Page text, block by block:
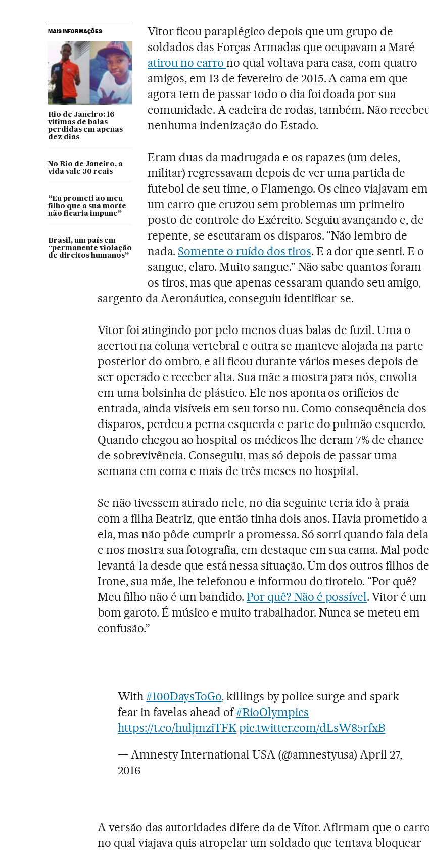
MAIS INFORMAÇÕES
Rio de Janeiro: 16
vítimas de balas
perdidas em apenas
dez dias
No Rio de Janeiro, a
vida vale 30 reais
“Eu prometi ao meu
filho que a sua morte
não ficaria impune”
Brasil, um país em
“permanente violação
de direitos humanos”
Vitor ficou paraplégico depois que um grupo de
soldados das Forças Armadas que ocupavam a Maré
atirou no carro no qual voltava para casa, com quatro
amigos, em 13 de fevereiro de 2015. A cama em que
agora tem de passar todo o dia foi doada por sua
comunidade. A cadeira de rodas, também. Não
nenhuma indenização do Estado.
Eram duas da madrugada e os rapazes (um deles,
militar) regressavam depois de ver uma partida de
futebol de seu time, o Flamengo. Os cinco viajavam em
um carro que cruzou sem problemas um primeiro
posto de controle do Exército. Seguiu avançando e, de
repente, se escutaram os disparos. “Não lembro de
nada. Somente o ruído dos tiros. E a dor que senti. E o
sangue, claro. Muito sangue.” Não sabe quantos foram
os tiros, mas que apenas cessaram quando seu amigo,
sargento da Aeronáutica, conseguiu identificar-se.
Vitor foi atingindo por pelo menos duas balas de fuzil. Uma o
acertou na coluna vertebral e outra se manteve alojada na parte
posterior do ombro, e ali ficou durante vários meses depois de
ser operado e receber alta. Sua mãe a mostra para nós, envolta
em uma bolsinha de plástico. Ele nos aponta os orifícios de
entrada, ainda visíveis em seu torso nu. Como consequência dos
disparos, perdeu a perna esquerda e parte do pulmão esquerdo.
Quando chegou ao hospital os médicos lhe deram 7% de chance
de sobrevivência. Conseguiu, mas só depois de passar uma
semana em coma e mais de três meses no hospital.
Se não tivessem atirado nele, no dia seguinte teria ido à praia
com a filha Beatriz, que então tinha dois anos. Havia prometido a
ela, mas não pôde cumprir a promessa. Só sorri quando fala dela
e nos mostra sua fotografia, em destaque em sua cama. Mal pode
levantá-la desde que está nessa situação. Um dos outros filhos de
Irone, sua mãe, lhe telefonou e informou do tiroteio. “Por quê?
Meu filho não é um bandido. Por quê? Não é possível. Vitor é um
bom garoto. É músico e muito trabalhador. Nunca se meteu em
confusão.”
With #100DaysToGo, killings by police surge and spark
fear in favelas ahead of#RioOlympics
https://t.co/huljmziTFKpic.twitter.com/dLsW85rfxB
— Amnesty International USA (@amnestyusa)April 27,
2016
A versão das autoridades difere da de Vítor. Afirmam que o
no qual viajava quis atropelar um soldado que tentava bloquear